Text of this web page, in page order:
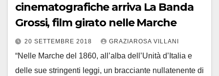
cinematografiche arriva La Banda
Grossi, film girato nelle Marche
20 SETTEMBRE 2018 GRAZIAROSA VILLANI
“Nelle Marche del 1860, all’alba dell’Unità d’Italia e
delle sue stringenti leggi, un bracciante nullatenente di